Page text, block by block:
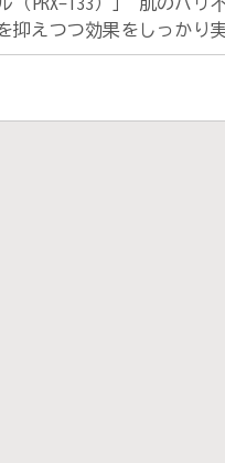
抑えつつ効果をしっかり
メージがありますが、
てハリやツヤを引き出